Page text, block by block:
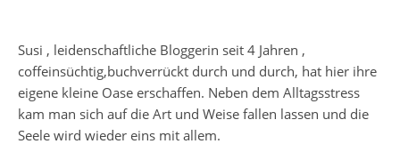
Susi , leidenschaftliche Bloggerin seit 4 Jahren ,
coffeinsüchtig,buchverrückt durch und durch, hat hier ihre
eigene kleine Oase erschaffen. Neben dem Alltagsstress
kam man sich auf die Art und Weise fallen lassen und die
Seele wird wieder eins mit allem.